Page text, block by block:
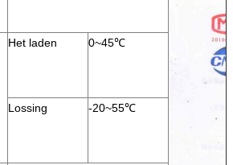
Het laden 0~45℃
Lossing -20~55℃